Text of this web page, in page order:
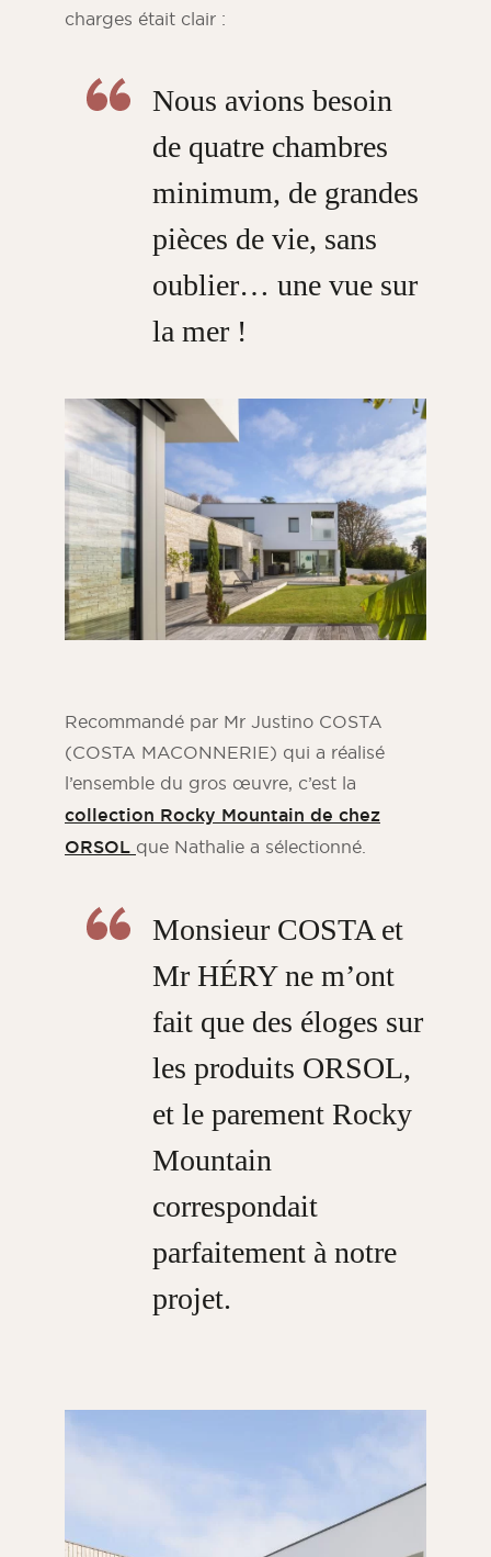
charges était clair :
Nous avions besoin
de quatre chambres
minimum, de grandes
pièces de vie, sans
oublier… une vue sur
la mer !
Recommandé par Mr Justino COSTA
(COSTA MACONNERIE) qui a réalisé
l’ensemble du gros œuvre, c’est la
collection Rocky Mountain de chez
ORSOL que Nathalie a sélectionné.
Monsieur COSTA et
Mr HÉRY ne m’ont
fait que des éloges sur
les produits ORSOL,
et le parement Rocky
Mountain
correspondait
parfaitement à notre
projet.